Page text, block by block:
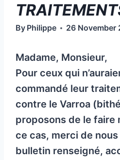
By Philippe 26 November
Madame, Monsieur,
Pour ceux qui
commandé leur
contre le Varroa
proposons de le faire
ce cas, merci de
bulletin renseigné,